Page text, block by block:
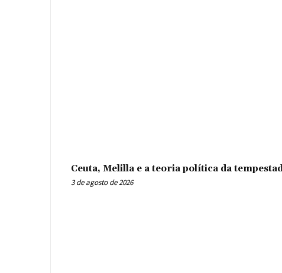
Ceuta, Melilla e a teoria política da
3 de agosto de 2026